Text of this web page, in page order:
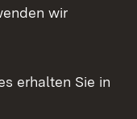
wir
erhalten Sie in